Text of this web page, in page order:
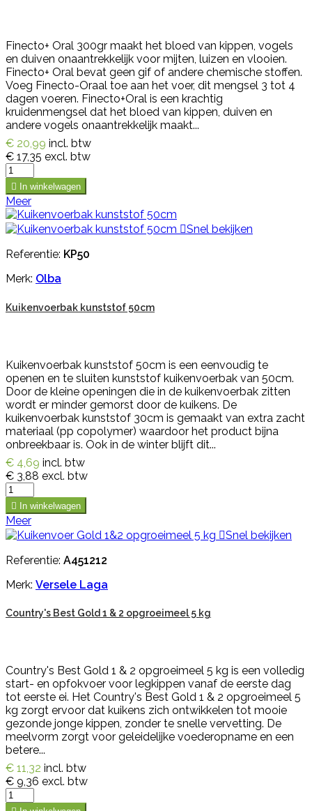
Finecto+ Oral 300gr maakt het bloed van kippen, vogels
en duiven onaantrekkelijk voor mijten, luizen en vlooien.
Finecto+ Oral bevat geen gif of andere chemische stoffen.
Voeg Finecto-Oraal toe aan het voer, dit mengsel 3 tot 4
dagen voeren. Finecto+Oral is een krachtig
kruidenmengsel dat het bloed van kippen, duiven en
andere vogels onaantrekkelijk maakt...
€ 20,99 incl. btw
€ 17,35 excl. btw
 In winkelwagen
Meer
Snel bekijken
Referentie: KP50
Merk: Olba
Kuikenvoerbak kunststof 50cm
Kuikenvoerbak kunststof 50cm is een eenvoudig te
openen en te sluiten kunststof kuikenvoerbak van 50cm.
Door de kleine openingen die in de kuikenvoerbak zitten
wordt er minder gemorst door de kuikens. De
kuikenvoerbak kunststof 30cm is gemaakt van extra zacht
materiaal (pp copolymer) waardoor het product bijna
onbreekbaar is. Ook in de winter blijft dit...
€ 4,69 incl. btw
€ 3,88 excl. btw
 In winkelwagen
Meer
Snel bekijken
Referentie: A451212
Merk: Versele Laga
Country's Best Gold 1 & 2 opgroeimeel 5 kg
Country's Best Gold 1 & 2 opgroeimeel 5 kg is een volledig
start- en opfokvoer voor legkippen vanaf de eerste dag
tot eerste ei. Het Country's Best Gold 1 & 2 opgroeimeel 5
kg zorgt ervoor dat kuikens zich ontwikkelen tot mooie
gezonde jonge kippen, zonder te snelle vervetting. De
meelvorm zorgt voor geleidelijke voederopname en een
betere...
€ 11,32 incl. btw
€ 9,36 excl. btw